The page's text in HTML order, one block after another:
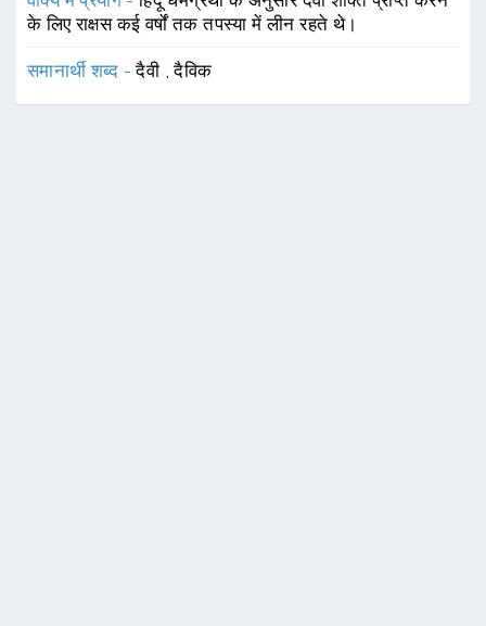
के लिए राक्षस कई वर्षों तक तपस्या में लीन रहते थे।
समानार्थी शब्द -दैवी ,दैविक